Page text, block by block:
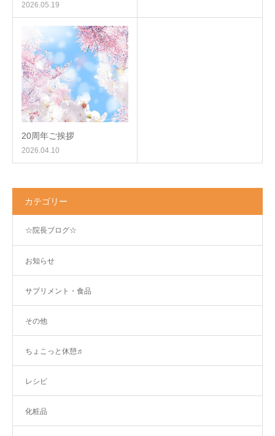
2026.05.19
20周年ご挨拶
2026.04.10
カテゴリー
☆院長ブログ☆
お知らせ
サプリメント・食品
その他
ちょこっと休憩♬
レシピ
化粧品